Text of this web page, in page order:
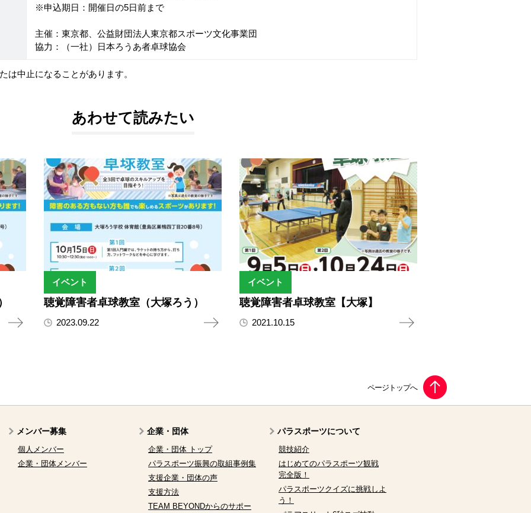
※申込期日：開催日の5日前まで
主催：東京都、公益財団法人東京都スポーツ文化事業団
協力：（一社）日本ろうあ者卓球協会
中止になることがあります。
あわせて読みたい
イベント
聴覚障害者卓球教室（大塚ろう）
2023.09.22
イベント
聴覚障害者卓球教室【大塚】
2021.10.15
メンバー募集
個人メンバー
企業・団体メンバー
企業・団体
企業・団体 トップ
パラスポーツ振興の取組事例集
支援企業・団体の声
支援方法
TEAM BEYONDからのサポー
パラスポーツについて
競技紹介
はじめてのパラスポーツ観戦
完全版！
パラスポーツクイズに挑戦しよ
う！